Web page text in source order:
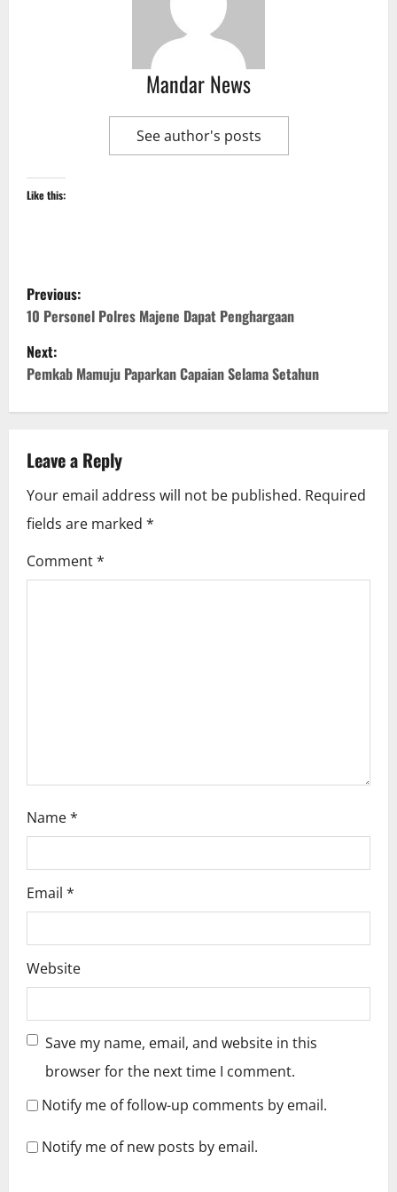
Mandar News
See author's posts
Like this:
P
o
s
a
v
i
g
Previous:
10 Personel Polres Majene Dapat Penghargaan
Next:
Pemkab Mamuju Paparkan Capaian Selama Setahun
Leave a Reply
Your email address will not be published. Required
fields are marked *
Comment*
Name*
Email *
Website
Save my name, email, and website in this
browser for the next time I comment.
Notify me of follow-up comments by email.
Notify me of new posts by email.